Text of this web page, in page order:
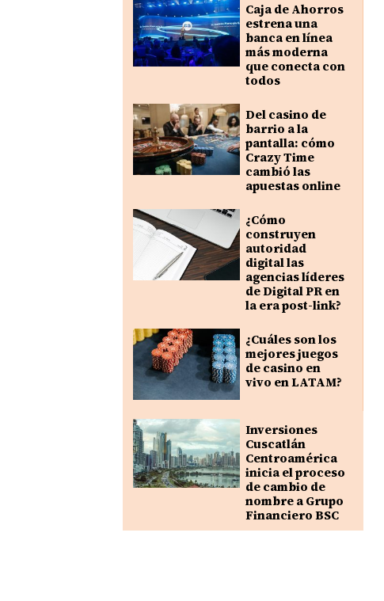
Caja de Ahorros
estrena una
banca en línea
más moderna
que conecta con
todos
Del casino de
barrio a la
pantalla: cómo
Crazy Time
cambió las
apuestas online
¿Cómo
construyen
autoridad
digital las
agencias líderes
de Digital PR en
la era post-link?
¿Cuáles son los
mejores juegos
de casino en
vivo en LATAM?
Inversiones
Cuscatlán
Centroamérica
inicia el proceso
de cambio de
nombre a Grupo
Financiero BSC